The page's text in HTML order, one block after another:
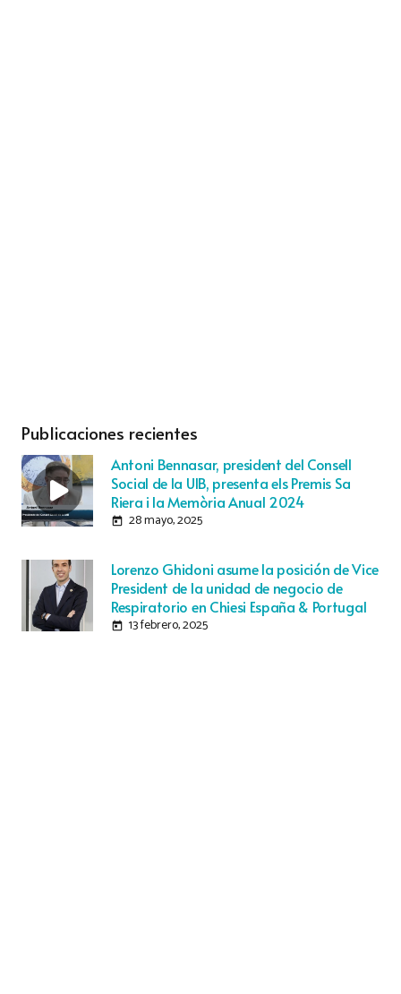
Publicaciones recientes
Antoni Bennasar, president del Consell
Social de la UIB, presenta els Premis Sa
Riera i la Memòria Anual 2024
today 28 mayo, 2025
Lorenzo Ghidoni asume la posición de Vice
President de la unidad de negocio de
Respiratorio en Chiesi España & Portugal
today 13 febrero, 2025